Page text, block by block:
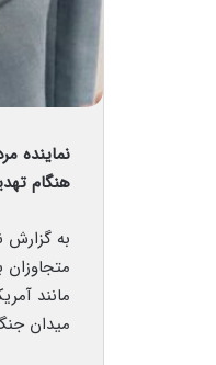
نماینده
هنگام
به گزارش
مانند
میدان